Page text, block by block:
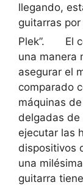
llegando,
guitarras
Plek”.
El
una manera
asegurar el
comparado
máquinas
delgadas de
ejecutar las
dispositivos
una
guitarra